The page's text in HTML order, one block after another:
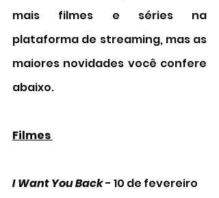
mais filmes e séries na
plataforma de streaming, mas as
maiores novidades você confere
abaixo.
Filmes
I Want You Back - 10 de fevereiro